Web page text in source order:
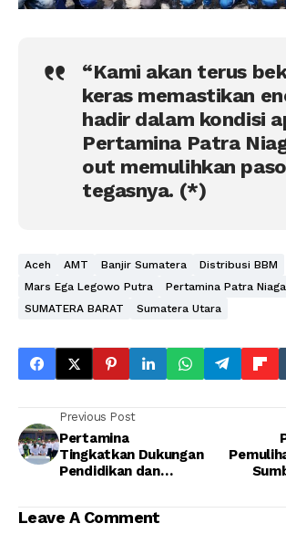
“Kami akan terus
keras memastikan
hadir dalam kondisi
Pertamina Patra
out memulihkan
tegasnya. (*)
Aceh AMT Banjir Sumatera
Distribusi BBM
Mars Ega Legowo Putra
Pertamina Patra Niaga
SUMATERA BARAT
Sumatera Utara
Previous Post
Pertamina
Tingkatkan Dukungan
Pendidikan dan
Magelang
Leave A Comment